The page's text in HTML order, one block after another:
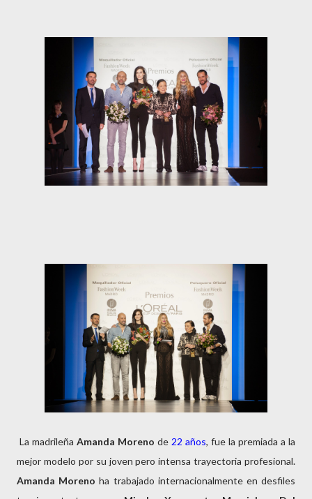
La madrileña Amanda Moreno de 22 años, fue la premiada a la
mejor modelo por su joven pero intensa trayectoria profesional.
Amanda Moreno ha trabajado internacionalmente en desfiles